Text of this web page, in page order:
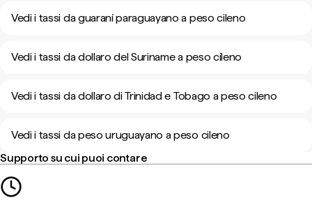
Vedi i tassi da guaraní paraguayano a peso cileno
Vedi i tassi da dollaro del Suriname a peso cileno
Vedi i tassi da dollaro di Trinidad e Tobago a peso cileno
Vedi i tassi da peso uruguayano a peso cileno
Supporto su cui puoi contare